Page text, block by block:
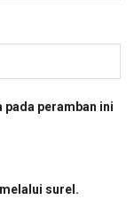
pada peramban ini
surel.